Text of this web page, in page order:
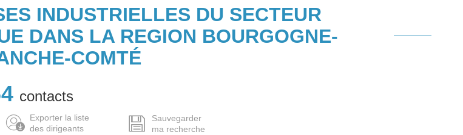
INDUSTRIELLES DU SECTEUR
DANS LA REGION BOURGOGNE-
COMTÉ
contacts
Exporter la liste
des dirigeants
Sauvegarder
ma recherche